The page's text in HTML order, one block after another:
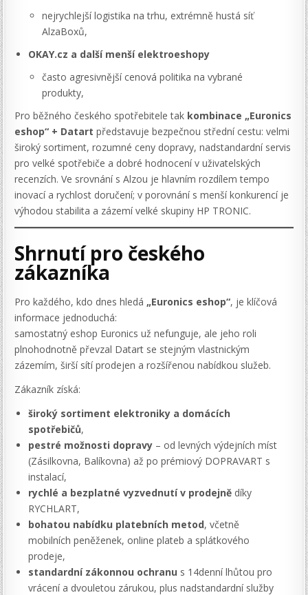
nejrychlejší logistika na trhu, extrémně hustá síť
AlzaBoxů,
OKAY.cz a další menší elektroeshopy
často agresivnější cenová politika na vybrané
produkty,
Pro běžného českého spotřebitele tak kombinace „Euronics
eshop“ + Datart představuje bezpečnou střední cestu: velmi
široký sortiment, rozumné ceny dopravy, nadstandardní servis
pro velké spotřebiče a dobré hodnocení v uživatelských
recenzích. Ve srovnání s Alzou je hlavním rozdílem tempo
inovací a rychlost doručení; v porovnání s menší konkurencí je
výhodou stabilita a zázemí velké skupiny HP TRONIC.
Shrnutí pro českého
zákazníka
Pro každého, kdo dnes hledá „Euronics eshop“, je klíčová
informace jednoduchá:
samostatný eshop Euronics už nefunguje, ale jeho roli
plnohodnotně převzal Datart se stejným vlastnickým
zázemím, širší sítí prodejen a rozšířenou nabídkou služeb.
Zákazník získá:
široký sortiment elektroniky a domácích
spotřebičů,
pestré možnosti dopravy – od levných výdejních míst
(Zásilkovna, Balíkovna) až po prémiový DOPRAVART s
instalací,
rychlé a bezplatné vyzvednutí v prodejně díky
RYCHLART,
bohatou nabídku platebních metod, včetně
mobilních peněženek, online plateb a splátkového
prodeje,
standardní zákonnou ochranu s 14denní lhůtou pro
vrácení a dvouletou zárukou, plus nadstandardní služby